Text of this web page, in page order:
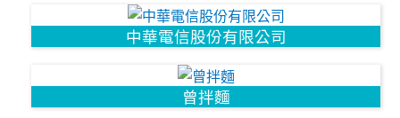
中華電信股份有限公司
曾拌麵